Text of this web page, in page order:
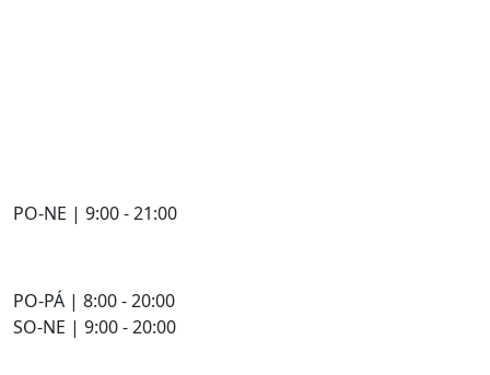
PO-NE | 9:00 - 21:00
PO-PÁ | 8:00 - 20:00
SO-NE | 9:00 - 20:00